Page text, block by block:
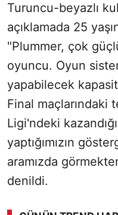
Turuncu-beyazlı
açıklamada 25
"Plummer, çok
oyuncu. Oyun
yapabilecek
Final maçlarındaki
Ligi'ndeki
yaptığımızın
aramızda
denildi.